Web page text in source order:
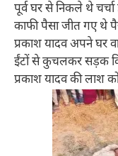
पूर्व घर से निकले थे
काफी पैसा जीत गए थे
प्रकाश यादव अपने घर
ईंटों से कुचलकर सड़क
प्रकाश यादव की लाश